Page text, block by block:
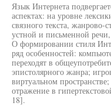
Язык Интернета
аспектах: на уровне
связного текста,
устной и письменной
О формировании стиля
ряд особенностей:
переходят в
эпистолярного жанра;
виртуальном
отражение в
18].